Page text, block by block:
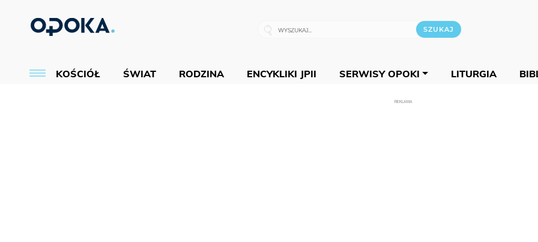
KOŚCIÓŁ ŚWIAT RODZINA ENCYKLIKI JPII SERWISY OPOKI LITURGIA
REKLAMA